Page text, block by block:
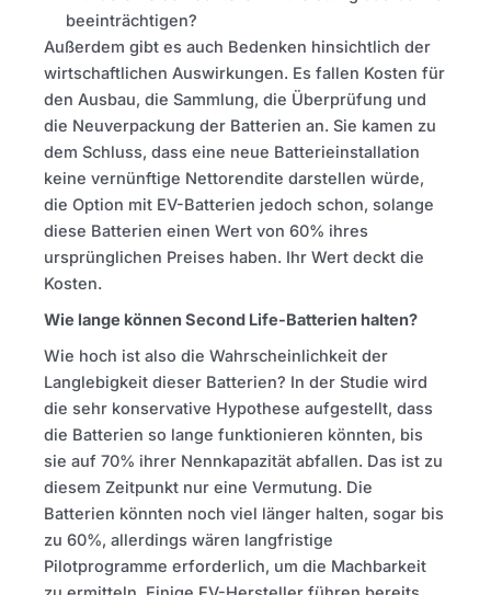
beeinträchtigen?
Außerdem gibt es auch Bedenken hinsichtlich der
wirtschaftlichen Auswirkungen. Es fallen Kosten für
den Ausbau, die Sammlung, die Überprüfung und
die Neuverpackung der Batterien an. Sie kamen zu
dem Schluss, dass eine neue Batterieinstallation
keine vernünftige Nettorendite darstellen würde,
die Option mit EV-Batterien jedoch schon, solange
diese Batterien einen Wert von 60% ihres
ursprünglichen Preises haben. Ihr Wert deckt die
Kosten.
Wie lange können Second Life-Batterien halten?
Wie hoch ist also die Wahrscheinlichkeit der
Langlebigkeit dieser Batterien? In der Studie wird
die sehr konservative Hypothese aufgestellt, dass
die Batterien so lange funktionieren könnten, bis
sie auf 70% ihrer Nennkapazität abfallen. Das ist zu
diesem Zeitpunkt nur eine Vermutung. Die
Batterien könnten noch viel länger halten, sogar bis
zu 60%, allerdings wären langfristige
Pilotprogramme erforderlich, um die Machbarkeit